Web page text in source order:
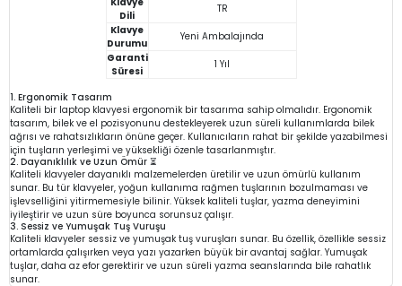
Dili
TR
Klavye
Durumu
Yeni Ambalajında
Garanti
Süresi
1 Yıl
1. Ergonomik Tasarım
Kaliteli bir laptop klavyesi ergonomik bir tasarıma sahip olmalıdır. Ergonomik
tasarım, bilek ve el pozisyonunu destekleyerek uzun süreli kullanımlarda bilek
ağrısı ve rahatsızlıkların önüne geçer. Kullanıcıların rahat bir şekilde yazabilmesi
için tuşların yerleşimi ve yüksekliği özenle tasarlanmıştır.
2. Dayanıklılık ve Uzun Ömür ⏳
Kaliteli klavyeler dayanıklı malzemelerden üretilir ve uzun ömürlü kullanım
sunar. Bu tür klavyeler, yoğun kullanıma rağmen tuşlarının bozulmaması ve
işlevselliğini yitirmemesiyle bilinir. Yüksek kaliteli tuşlar, yazma deneyimini
iyileştirir ve uzun süre boyunca sorunsuz çalışır.
3. Sessiz ve Yumuşak Tuş Vuruşu
Kaliteli klavyeler sessiz ve yumuşak tuş vuruşları sunar. Bu özellik, özellikle sessiz
ortamlarda çalışırken veya yazı yazarken büyük bir avantaj sağlar. Yumuşak
tuşlar, daha az efor gerektirir ve uzun süreli yazma seanslarında bile rahatlık
sunar.